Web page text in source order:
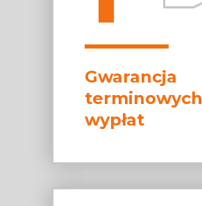
Gwarancja
terminowych
wypłat